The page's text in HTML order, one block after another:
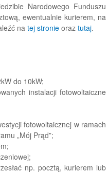
Narodowego Funduszu
ewentualnie kurierem, na
na tej stronie oraz tutaj.
do 10kW;
instalacji fotowoltaiczne
fotowoltaicznej w ramach
„Mój Prąd”;
np. pocztą, kurierem lub